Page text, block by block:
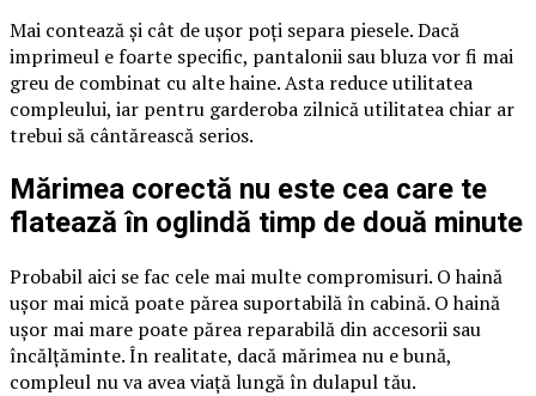
Mai contează și cât de ușor poți separa piesele. Dacă
imprimeul e foarte specific, pantalonii sau bluza vor fi mai
greu de combinat cu alte haine. Asta reduce utilitatea
compleului, iar pentru garderoba zilnică utilitatea chiar ar
trebui să cântărească serios.
Mărimea corectă nu este cea care te
flatează în oglindă timp de două minute
Probabil aici se fac cele mai multe compromisuri. O haină
ușor mai mică poate părea suportabilă în cabină. O haină
ușor mai mare poate părea reparabilă din accesorii sau
încălțăminte. În realitate, dacă mărimea nu e bună,
compleul nu va avea viață lungă în dulapul tău.